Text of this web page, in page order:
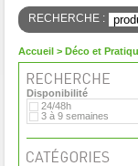
RECHERCHE :
Accueil > Déco et
Disponibilité
24/48h
3 à 9 semaines